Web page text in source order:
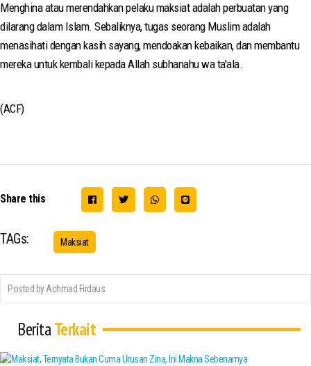
Menghina atau merendahkan pelaku maksiat adalah perbuatan yang
dilarang dalam Islam. Sebaliknya, tugas seorang Muslim adalah
menasihati dengan kasih sayang, mendoakan kebaikan, dan membantu
mereka untuk kembali kepada Allah subhanahu wa ta'ala.
(ACF)
Share this
TAGs: Maksiat
Posted by Achmad Firdaus
BeritaTerkait